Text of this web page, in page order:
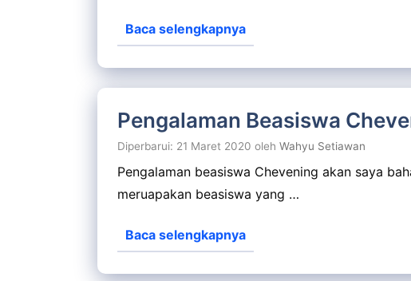
Baca selengkapnya
Pengalaman Beasiswa
Diperbarui: 21 Maret 2020 oleh Wahyu Setiawan
Pengalaman beasiswa Chevening akan saya
meruapakan beasiswa yang …
Baca selengkapnya